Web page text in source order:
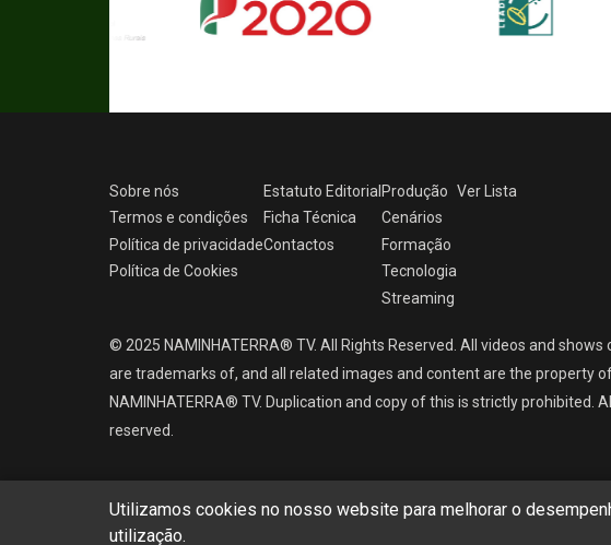
Utilizamos cookies no nosso website para melhorar o
utilização.
Sobre nós
Termos e condições
Política de privacidade
Política de Cookies
Estatuto Editorial
Ficha Técnica
Contactos
Produção
Cenários
Formação
Tecnologia
Streaming
Ver Lista
© 2025 NAMINHATERRA® TV. All Rights Reserved. All videos and
are trademarks of, and all related images and content are the property
NAMINHATERRA® TV. Duplication and copy of this is strictly prohibited.
reserved.